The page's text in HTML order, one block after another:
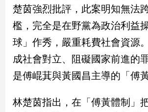
焦
點
品
觀
民
調
會
焦
楚茵強烈批評，此案明知無法
檻，完全是在野黨為政治利益
球」作秀，嚴重耗費社會資源
成社會對立、阻礙國家前進的
是傅崐萁與黃國昌主導的「傅
林楚茵指出，在「傅黃體制」